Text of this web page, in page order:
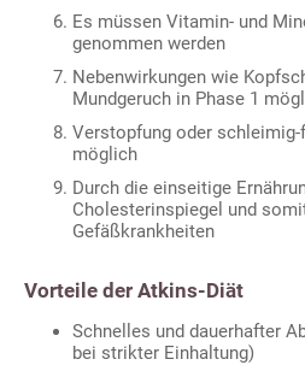
Es müssen Vitamin- und
genommen werden
Nebenwirkungen wie
Mundgeruch in Phase 1
Verstopfung oder
möglich
Durch die einseitige
Cholesterinspiegel und
Gefäßkrankheiten
Vorteile der Atkins-Diät
Schnelles und dauerhafter
bei strikter Einhaltung)